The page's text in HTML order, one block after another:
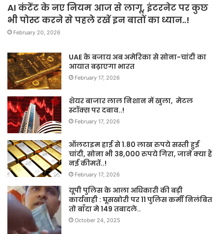
AI कंटेंट के नए नियम आज से लागू, इंटरनेट पर कुछ
भी पोस्ट करने से पहले रखें इन बातों का ध्यान..!
February 20, 2026
UAE के बजाय अब अमेरिका से सोना-चांदी का
आयात बढ़ाएगा भारत
February 17, 2026
शेयर बाजार लाल निशान में खुला, मेटल
स्टॉक्स पर दबाव..!
February 17, 2026
ऑलटाइम हाई से 1.80 लाख रुपये सस्ती हुई
चांदी, सोना भी 38,000 रुपये गिरा, जानें क्या हैं
नई कीमतें..!
February 17, 2026
यूपी पुलिस के आला अधिकारी की बड़ी
कार्यवाही : घूसखोरी पर 11 पुलिस कर्मी निलंबित
तो बाँदा मे 149 तबादले..
October 24, 2025